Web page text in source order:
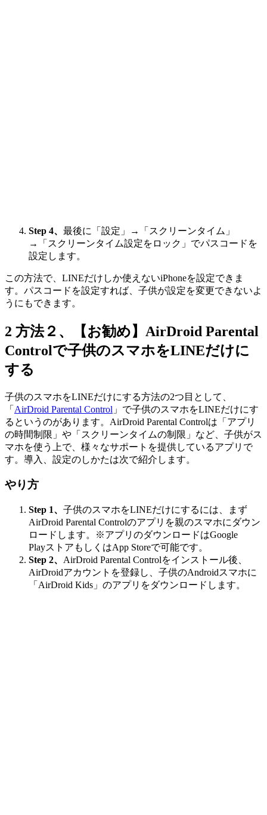
Step 4、 最後に「設定」→「スクリーンタイム」
→「スクリーンタイム設定をロック」でパスコードを
設定します。
この方法で、LINEだけしか使えないiPhoneを設定できま
す。パスコードを設定すれば、子供が設定を変更できないよ
うにもできます。
2 方法２、【お勧め】AirDroid Parental
Controlで子供のスマホをLINEだけに
する
子供のスマホをLINEだけにする方法の2つ目として、
「 AirDroid Parental Control 」で子供のスマホをLINEだけにす
るというのがあります。AirDroid Parental Controlは「アプリ
の時間制限」や「スクリーンタイムの制限」など、子供がス
マホを使う上で、様々なサポートを提供しているアプリで
す。導入、設定のしかたは次で紹介します。
やり方
Step 1、 子供のスマホをLINEだけにするには、まず
AirDroid Parental Controlのアプリを親のスマホにダウン
ロードします。※アプリのダウンロードはGoogle
PlayストアもしくはApp Storeで可能です。
Step 2、 AirDroid Parental Controlをインストール後、
AirDroidアカウントを登録し、子供のAndroidスマホに
「AirDroid Kids」のアプリをダウンロードします。